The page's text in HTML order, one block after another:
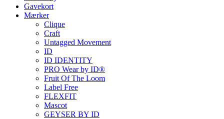
Gavekort
Mærker
Clique
Craft
Untagged Movement
ID
ID IDENTITY
PRO Wear by ID®
Fruit Of The Loom
Label Free
FLEXFIT
Mascot
GEYSER BY ID